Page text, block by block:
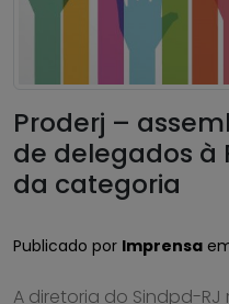
Proderj –
de delegados à
da categoria
Publicado por Imprensa
A diretoria do Sindpd-RJ